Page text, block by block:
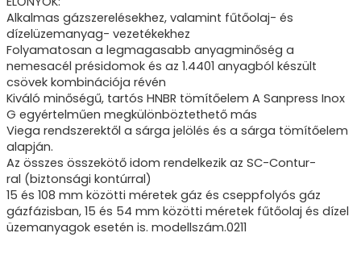
Alkalmas gázszerelésekhez, valamint fűtőolaj- és
dízelüzemanyag- vezetékekhez
Folyamatosan a legmagasabb anyagminőség a
nemesacél présidomok és az 1.4401 anyagból készült
csövek kombinációja révén
Kiváló minőségű, tartós HNBR tömítőelem A Sanpress Inox
G egyértelműen megkülönböztethető más
Viega rendszerektől a sárga jelölés és a sárga tömítőelem
alapján.
Az összes összekötő idom rendelkezik az SC-Contur-
ral (biztonsági kontúrral)
15 és 108 mm közötti méretek gáz és cseppfolyós gáz
gázfázisban, 15 és 54 mm közötti méretek fűtőolaj és dízel
üzemanyagok esetén is. modellszám.0211